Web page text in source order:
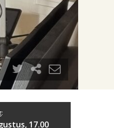
17.00